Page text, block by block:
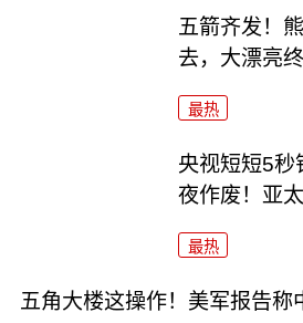
五箭齐发！
去，大漂亮
最热
央视短短5秒
夜作废！亚
最热
五角大楼这操作！美军报告称